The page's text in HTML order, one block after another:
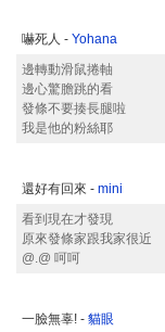
嚇死人 - Yohana
邊轉動滑鼠捲軸
邊心驚膽跳的看
發條不要揍長腿啦
我是他的粉絲耶
還好有回來 - mini
看到現在才發現
原來發條家跟我家很近
@.@ 呵呵
一臉無辜! - 貓眼